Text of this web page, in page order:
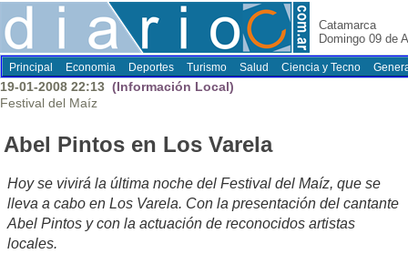
Catamarca
Domingo 09 de
Principal Economia Deportes Turismo Salud Ciencia y Tecno
19-01-2008 22:13 (Información Local)
Festival del Maíz
Abel Pintos en Los Varela
Hoy se vivirá la última noche del Festival del Maíz, que se
lleva a cabo en Los Varela. Con la presentación del cantante
Abel Pintos y con la actuación de reconocidos artistas
locales.